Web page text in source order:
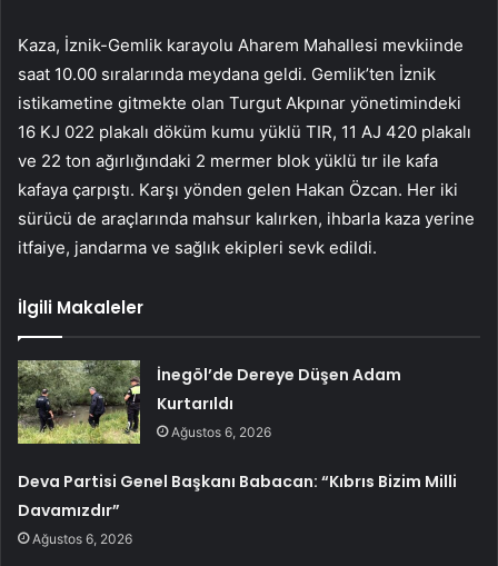
Kaza, İznik-Gemlik karayolu Aharem Mahallesi mevkiinde
saat 10.00 sıralarında meydana geldi. Gemlik’ten İznik
istikametine gitmekte olan Turgut Akpınar yönetimindeki
16 KJ 022 plakalı döküm kumu yüklü TIR, 11 AJ 420 plakalı
ve 22 ton ağırlığındaki 2 mermer blok yüklü tır ile kafa
kafaya çarpıştı. Karşı yönden gelen Hakan Özcan. Her iki
sürücü de araçlarında mahsur kalırken, ihbarla kaza yerine
itfaiye, jandarma ve sağlık ekipleri sevk edildi.
İlgili Makaleler
İnegöl’de Dereye Düşen Adam
Kurtarıldı
Ağustos 6, 2026
Deva Partisi Genel Başkanı Babacan: “Kıbrıs Bizim Milli
Davamızdır”
Ağustos 6, 2026